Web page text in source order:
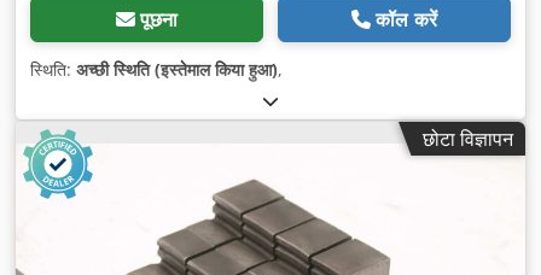
पूछना कॉल करें
स्थिति: अच्छी स्थिति (इस्तेमाल किया हुआ),
छोटा विज्ञापन